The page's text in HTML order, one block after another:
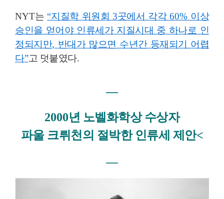
NYT는 “지질학 위원회 3곳에서 각각 60% 이상
승인을 얻어야 인류세가 지질시대 중 하나로 인
정되지만, 반대가 많으면 수년간 등재되기 어렵
다”고 덧붙였다.
―
2000년 노벨화학상 수상자
파울 크뤼천의 절박한 인류세 제안<
―